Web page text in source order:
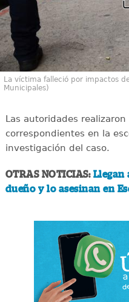
La víctima falleció por impactos
Municipales)
Las autoridades
correspondientes en la
investigación del caso.
OTRAS NOTICIAS: Llegan
dueño y lo asesinan en